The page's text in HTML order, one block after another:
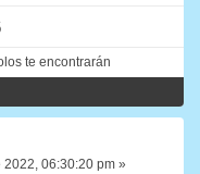
te encontrarán
2022, 06:30:20 pm »